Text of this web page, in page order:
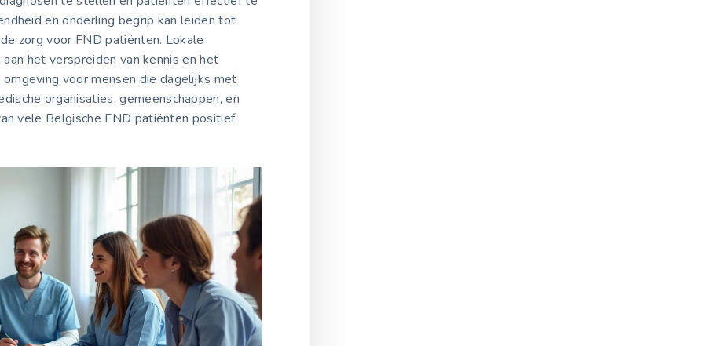
en onderling begrip kan leiden tot
zorg voor FND patiënten. Lokale
het verspreiden van kennis en het
voor mensen die dagelijks met
organisaties, gemeenschappen, en
vele Belgische FND patiënten positief